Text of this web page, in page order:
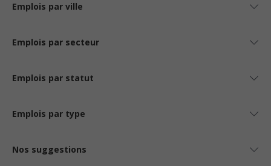
Emplois par ville
Emplois par secteur
Emplois par statut
Emplois par type
Nos suggestions